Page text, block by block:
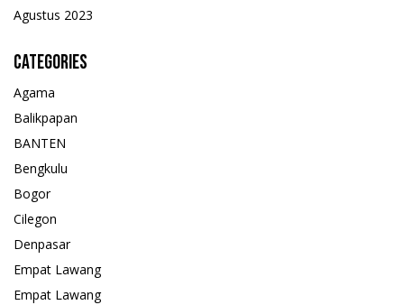
Agustus 2023
Categories
Agama
Balikpapan
BANTEN
Bengkulu
Bogor
Cilegon
Denpasar
Empat Lawang
Empat Lawang